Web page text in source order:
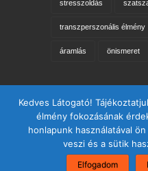
stresszoldás
transzperszonális élmény
áramlás önismeret
Keresés az
Kedves Látogató!
élmény fokozásának
honlapunk használatával
veszi és a sütik
Elfogadom